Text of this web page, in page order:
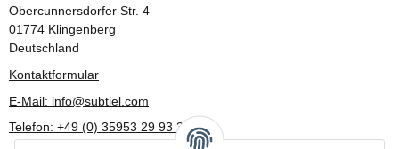
Obercunnersdorfer Str. 4
01774 Klingenberg
Deutschland
Kontaktformular
E-Mail: info@subtiel.com
Telefon: +49 (0) 35953 29 93 30